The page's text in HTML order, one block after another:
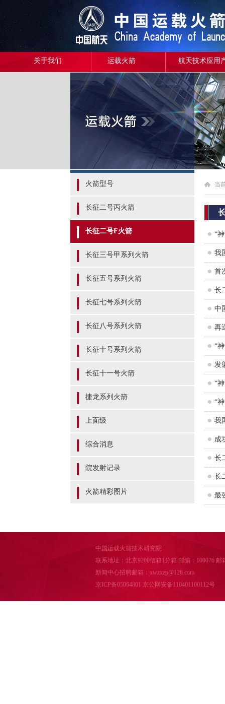
关于我们 运载火箭 航天技术应用
火箭型号
长征二号丙火箭
长征二号F火箭
长征三号甲系列火箭
长征五号系列火箭
长征七号系列火箭
长征八号系列火箭
长征十号系列火箭
长征十一号火箭
捷龙系列火箭
上面级
综合消息
院发射记录
火箭精彩图片
当
“
我
首
长
中
再
“
发
“
“
我
成
长
长
最
中国运载火箭技术研究院
联系地址：北京9200信箱1分箱 邮编：100076 邮
新闻中心招聘邮箱：xwzxzp@126.com
京ICP备05064801 京公网安备110401100112号